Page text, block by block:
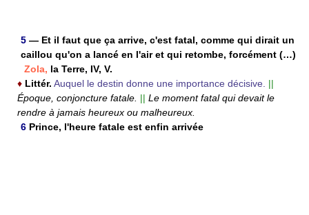
5 — Et il faut que ça arrive, c'est fatal, comme qui dirait un
caillou qu'on a lancé en l'air et qui retombe, forcément (…)
Zola, la Terre, IV, V.
♦ Littér. Auquel le destin donne une importance décisive. ||
Époque, conjoncture fatale. || Le moment fatal qui devait le
rendre à jamais heureux ou malheureux.
6 Prince, l'heure fatale est enfin arrivée